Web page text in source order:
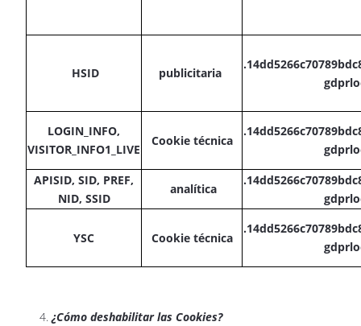
HSID publicitaria
LOGIN_INFO,
VISITOR_INFO1_LIVE
Cookie técnica
APISID, SID, PREF,
NID, SSID
analítica
YSC Cookie técnica
¿Cómo deshabilitar las Cookies?